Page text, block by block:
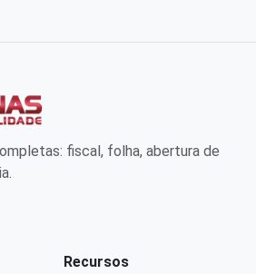
fiscal, folha, abertura de
Recursos